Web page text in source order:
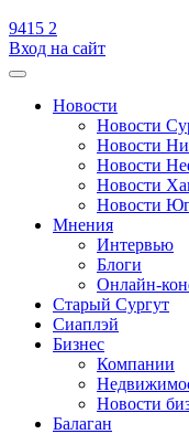
9415 2
Вход на сайт
Новости
Новости
Новости
Новости
Новости
Новости
Мнения
Интервью
Блоги
Онлайн-
Старый Сургут
Сиаплэй
Бизнес
Компании
Новости
Балаган